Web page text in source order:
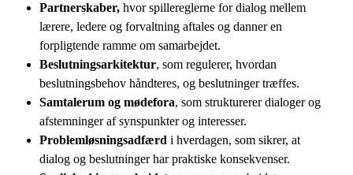
Partnerskaber, hvor spillereglerne for dialog mellem
lærere, ledere og forvaltning aftales og danner en
forpligtende ramme om samarbejdet.
Beslutningsarkitektur, som regulerer, hvordan
beslutningsbehov håndteres, og beslutninger træffes.
Samtalerum og mødefora, som strukturerer dialoger og
afstemninger af synspunkter og interesser.
Problemløsningsadfærd i hverdagen, som sikrer, at
dialog og beslutninger har praktiske konsekvenser.